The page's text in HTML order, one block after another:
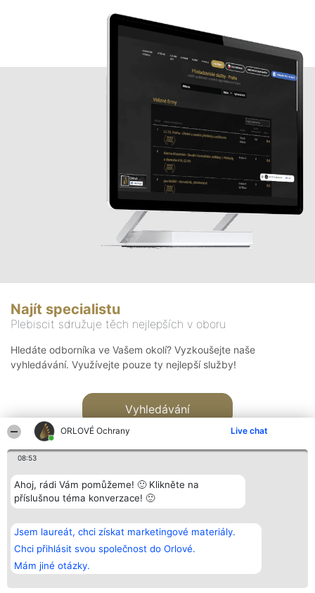
ORLOVÉ Ochrany Live chat
08:53
Ahoj, rádi Vám pomůžeme! 🙂 Klikněte na
příslušnou téma konverzace! 🙂
Jsem laureát, chci získat marketingové materiály.
Chci přihlásit svou společnost do Orlové.
Mám jiné otázky.
Najít specialistu
Plebiscit sdružuje těch nejlepších v oboru
Hledáte odborníka ve Vašem okolí? Vyzkoušejte naše
vyhledávání. Využívejte pouze ty nejlepší služby!
Vyhledávání
Bright Side Solutions sp. z o.
o. sp. k.
ul. Ruska 22
Wrocław 50-079
KRS 0000749100 | Regon
381313360 | NIP 8943132676
Vítězové
Seznam všech
laureátů
Zásady
Zásady
Kontakt